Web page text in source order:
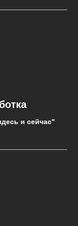
и сейчас"